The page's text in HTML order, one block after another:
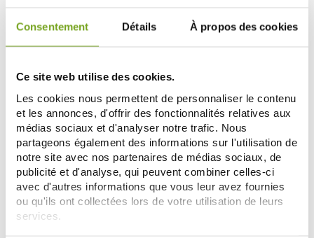
Consentement Détails À propos des cookies
Ce site web utilise des cookies.
Les cookies nous permettent de personnaliser le contenu
et les annonces, d'offrir des fonctionnalités relatives aux
médias sociaux et d'analyser notre trafic. Nous
partageons également des informations sur l'utilisation de
notre site avec nos partenaires de médias sociaux, de
publicité et d'analyse, qui peuvent combiner celles-ci
avec d'autres informations que vous leur avez fournies
ou qu'ils ont collectées lors de votre utilisation de leurs
services.
35,90 €
21,54 €
19,90 €
17,91 €
-50% -40%